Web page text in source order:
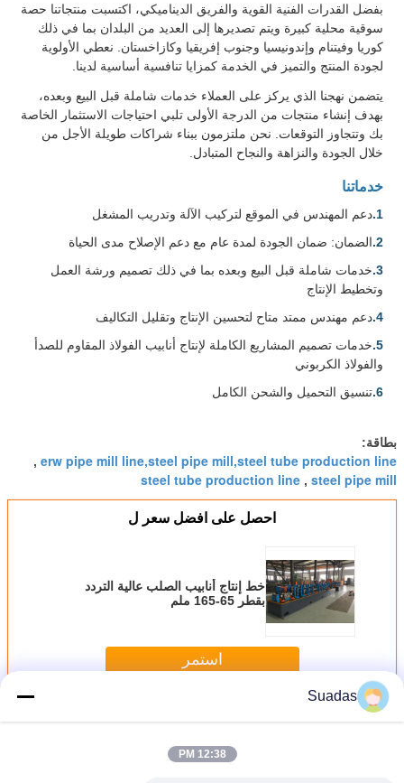
بفضل القدرات الفنية القوية والفريق الديناميكي، اكتسبت منتجاتنا حصة
سوقية محلية كبيرة ويتم تصديرها إلى العديد من البلدان بما في ذلك
كوريا وفيتنام وإندونيسيا وجنوب إفريقيا وكازاخستان. نعطي الأولوية
لجودة المنتج والتميز في الخدمة كمزايا تنافسية أساسية لدينا.
يتضمن نهجنا الذي يركز على العملاء خدمات شاملة قبل البيع وبعده،
بهدف إنشاء منتجات من الدرجة الأولى تلبي احتياجات الاستثمار الخاصة
بك وتتجاوز التوقعات. نحن ملتزمون ببناء شراكات طويلة الأجل من
خلال الجودة والنزاهة والنجاح المتبادل.
خدماتنا
1. دعم المهندس في الموقع لتركيب الآلة وتدريب المشغل
2. الضمان: ضمان الجودة لمدة عام مع دعم الإصلاح مدى الحياة
3. خدمات شاملة قبل البيع وبعده بما في ذلك تصميم ورشة العمل
وتخطيط الإنتاج
4. دعم مهندس ممتد متاح لتحسين الإنتاج وتقليل التكاليف
5. خدمات تصميم المشاريع الكاملة لإنتاج أنابيب الفولاذ المقاوم للصدأ
والفولاذ الكربوني
6. تنسيق التحميل والشحن الكامل
بطاقة:
erw pipe mill line,steel pipe mill,steel tube production line
,
steel pipe mill
,
steel tube production line
احصل على افضل سعر ل
خط إنتاج أنابيب الصلب عالية التردد
بقطر 65-165 ملم
استمر
أكثرخط إنتاج أنابيب الصلب
Suadas
12:38 PM